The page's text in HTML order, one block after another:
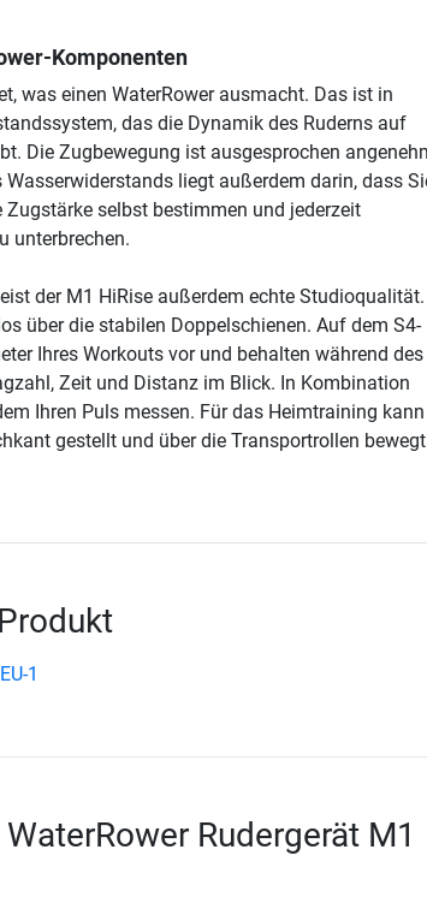
Komponenten
was einen WaterRower ausmacht. Das ist in
das die Dynamik des Ruderns auf
Die Zugbewegung ist ausgesprochen
liegt außerdem darin, dass
selbst bestimmen und jederzeit
unterbrechen.
der M1 HiRise außerdem echte Studioqualität.
über die stabilen Doppelschienen. Auf dem S4-
Ihres Workouts vor und behalten während des
Zeit und Distanz im Blick. In Kombination
Ihren Puls messen. Für das Heimtraining kann
gestellt und über die Transportrollen bewegt
1
Rudergerät M1